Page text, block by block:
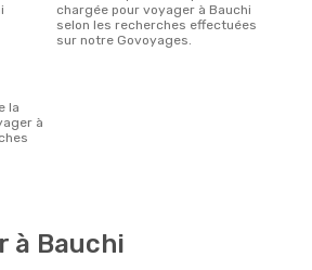
chargée pour voyager à Bauchi
selon les recherches effectuées
sur notre Govoyages.
à
à Bauchi